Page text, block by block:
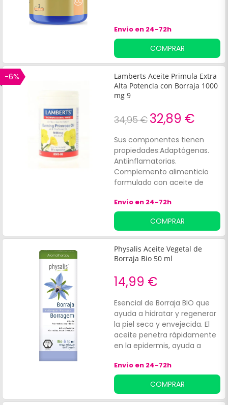
Envío en 24-72h
COMPRAR
-6%
Lamberts Aceite Primula Extra
Alta Potencia con Borraja 1000
mg 9
34,95 € 32,89 €
Sus componentes tienen
propiedades:Adaptógenas.
Antiinflamatorias.
Complemento alimenticio
formulado con aceite de
Favorece el equilibrio
hormonal del organismo
durante la menstruación o
menopausia. Indicado para
adultos.
Envío en 24-72h
COMPRAR
Physalis Aceite Vegetal de
Borraja Bio 50 ml
14,99 €
Esencial de Borraja BIO que
ayuda a hidratar y regenerar
la piel seca y envejecida. El
aceite penetra rápidamente
en la epidermis, ayuda a
como un suera anti edad,
aporta flexibilidad y
elasticidad. De uso facial.
Envío en 24-72h
COMPRAR